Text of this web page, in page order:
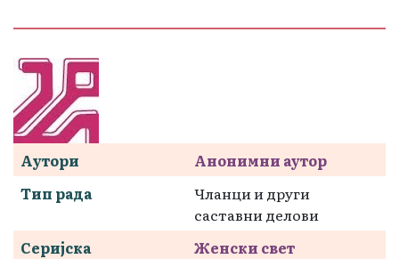
Аутори
Анонимни аутор
Тип рада
Чланци и други
саставни делови
Серијска
Женски свет